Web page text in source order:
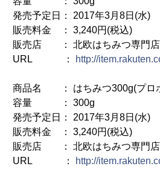
発売予定日： 2017年3月8日(水)
販売料金 ： 3,240円(税込)
販売店 ： 北欧はちみつ専門店
URL ：
http://
商品名 ： はちみつ300g(プロ
容量 ： 300g
発売予定日： 2017年3月8日(水)
販売料金 ： 3,240円(税込)
販売店 ： 北欧はちみつ専門店
URL ：
http://